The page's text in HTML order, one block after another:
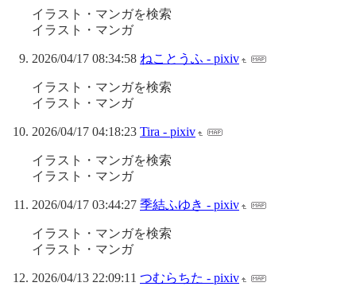
イラスト・マンガを検索
イラスト・マンガ
2026/04/17 08:34:58 ねことうふ - pixiv
イラスト・マンガを検索
イラスト・マンガ
2026/04/17 04:18:23 Tira - pixiv
イラスト・マンガを検索
イラスト・マンガ
2026/04/17 03:44:27 季結ふゆき - pixiv
イラスト・マンガを検索
イラスト・マンガ
2026/04/13 22:09:11 つむらちた - pixiv